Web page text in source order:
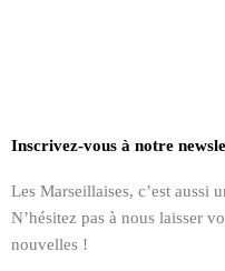
Inscrivez-vous à notre
Les Marseillaises, c’est aussi
N’hésitez pas à nous laisser
nouvelles !